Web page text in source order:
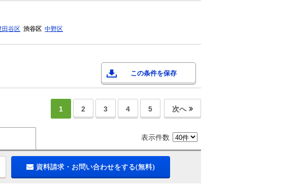
田谷区 渋谷区 中野区
この条件を保存
1 2 3 4 5 次へ
表示件数
資料請求・お問い合わせをする(無料)